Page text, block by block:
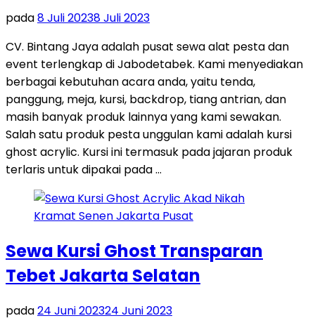
pada8 Juli 20238 Juli 2023
CV. Bintang Jaya adalah pusat sewa alat pesta dan
event terlengkap di Jabodetabek. Kami menyediakan
berbagai kebutuhan acara anda, yaitu tenda,
panggung, meja, kursi, backdrop, tiang antrian, dan
masih banyak produk lainnya yang kami sewakan.
Salah satu produk pesta unggulan kami adalah kursi
ghost acrylic. Kursi ini termasuk pada jajaran produk
terlaris untuk dipakai pada …
Sewa Kursi Ghost Transparan
Tebet Jakarta Selatan
pada24 Juni 202324 Juni 2023